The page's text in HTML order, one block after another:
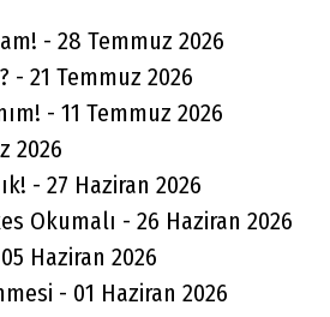
mekanı cennet olsun
ve sevenlerine
diliyorum selam ve dua
????
- 28 Temmuz 2026
- 21 Temmuz 2026
- 11 Temmuz 2026
2026
- 27 Haziran 2026
Okumalı - 26 Haziran 2026
Haziran 2026
- 01 Haziran 2026